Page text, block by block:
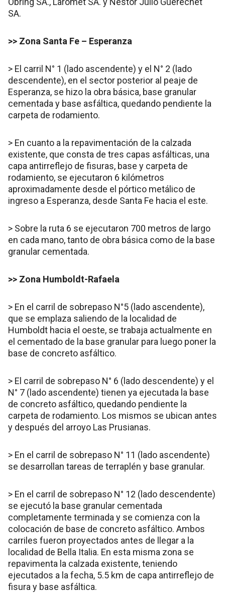
SA.
>> Zona Santa Fe – Esperanza
> El carril N° 1 (lado ascendente) y el N° 2 (lado
descendente), en el sector posterior al peaje de
Esperanza, se hizo la obra básica, base granular
cementada y base asfáltica, quedando pendiente la
carpeta de rodamiento.
> En cuanto a la repavimentación de la calzada
existente, que consta de tres capas asfálticas, una
capa antirreflejo de fisuras, base y carpeta de
rodamiento, se ejecutaron 6 kilómetros
aproximadamente desde el pórtico metálico de
ingreso a Esperanza, desde Santa Fe hacia el este.
> Sobre la ruta 6 se ejecutaron 700 metros de largo
en cada mano, tanto de obra básica como de la base
granular cementada.
>> Zona Humboldt-Rafaela
> En el carril de sobrepaso N°5 (lado ascendente),
que se emplaza saliendo de la localidad de
Humboldt hacia el oeste, se trabaja actualmente en
el cementado de la base granular para luego poner la
base de concreto asfáltico.
> El carril de sobrepaso N° 6 (lado descendente) y el
N° 7 (lado ascendente) tienen ya ejecutada la base
de concreto asfáltico, quedando pendiente la
carpeta de rodamiento. Los mismos se ubican antes
y después del arroyo Las Prusianas.
> En el carril de sobrepaso N° 11 (lado ascendente)
se desarrollan tareas de terraplén y base granular.
> En el carril de sobrepaso N° 12 (lado descendente)
se ejecutó la base granular cementada
completamente terminada y se comienza con la
colocación de base de concreto asfáltico. Ambos
carriles fueron proyectados antes de llegar a la
localidad de Bella Italia. En esta misma zona se
repavimenta la calzada existente, teniendo
ejecutados a la fecha, 5.5 km de capa antirreflejo de
fisura y base asfáltica.